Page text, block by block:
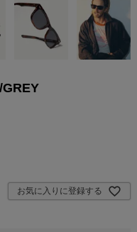
お気に入りに登録する